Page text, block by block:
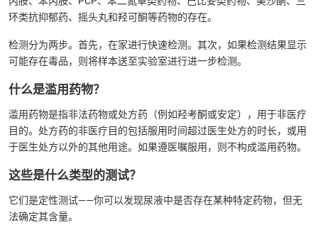
环类抗抑郁药、摇头丸和羟可酮等药物的存在。
检测分为两步。首先，在家进行快速检测。其次，如果检测结果显示
可能存在毒品，则将样本送至实验室进行进一步检测。
什么是滥用药物？
滥用药物是指非法药物或处方药（例如羟考酮或安定），用于非医疗
目的。处方药的非医疗目的包括服用时间超过医生处方的时长，或用
于医生处方以外的其他用途。如果遵医嘱服用，则不构成滥用药物。
这些是什么类型的测试？
它们是定性测试——你可以发现尿液中是否存在某种特定药物，但无
法确定其含量。